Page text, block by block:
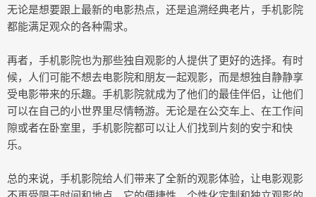
无论是想要跟上最新的电影热点，还是追溯经典老片，手机影院
都能满足观众的各种需求。
再者，手机影院也为那些独自观影的人提供了更好的选择。有时
候，人们可能不想去电影院和朋友一起观影，而是想独自静静享
受电影带来的乐趣。手机影院就成为了他们的最佳伴侣，让他们
可以在自己的小世界里尽情畅游。无论是在公交车上、在工作间
隙或者在卧室里，手机影院都可以让人们找到片刻的安宁和快
乐。
总的来说，手机影院给人们带来了全新的观影体验，让电影观影